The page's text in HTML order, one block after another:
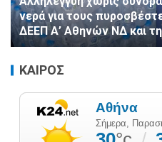
νερά για τους
ΔΕΕΠ Α’ Αθηνών ΝΔ και
ΚΑΙΡΟΣ